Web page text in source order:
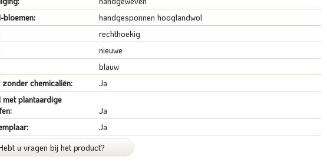
bloemen:
handgesponnen hooglandwol
rechthoekig
nieuwe
blauw
zonder chemicaliën:
Ja
met plantaardige
Ja
Ja
u vragen bij het product?